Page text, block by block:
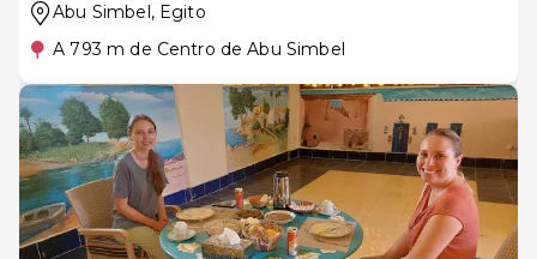
Abu Simbel, Egito
A 793 m de Centro de Abu Simbel